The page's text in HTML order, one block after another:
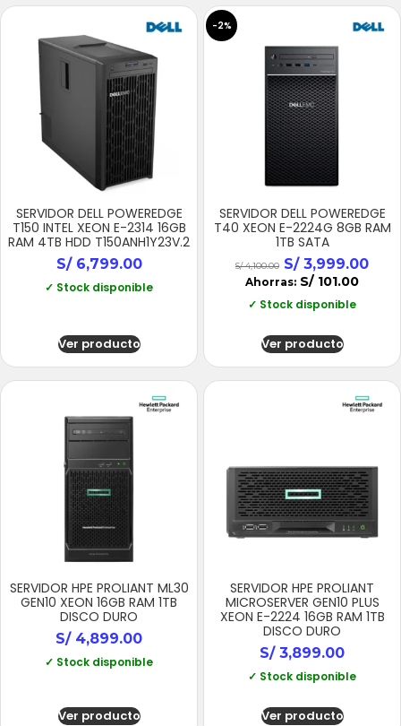
SERVIDOR DELL POWEREDGE
T150 INTEL XEON E-2314 16GB
RAM 4TB HDD T150ANH1Y23V.2
S/6,799.00
✓ Stock disponible
Ver producto
-2%
SERVIDOR DELL POWEREDGE
T40 XEON E-2224G 8GB RAM
1TB SATA
S/4,100.00 S/3,999.00
Ahorras: S/ 101.00
✓ Stock disponible
Ver producto
SERVIDOR HPE PROLIANT ML30
GEN10 XEON 16GB RAM 1TB
DISCO DURO
S/4,899.00
✓ Stock disponible
Ver producto
SERVIDOR HPE PROLIANT
MICROSERVER GEN10 PLUS
XEON E-2224 16GB RAM 1TB
DISCO DURO
S/3,899.00
✓ Stock disponible
Ver producto